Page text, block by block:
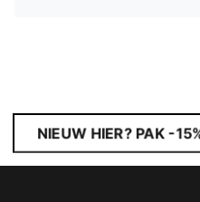
NIEUW HIER? PAK -